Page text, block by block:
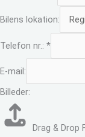
Bilens lokation:
Telefon nr.: *
E-mail:
Billeder:
Drag & Drop